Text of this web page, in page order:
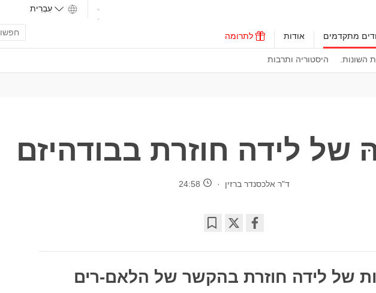
מתקדמים
השונות. היסטוריה ותרבות
אודות לתרומה
Enter
search
term
של לידה חוזרת בבודהיזם
ד"ר אלכסנדר ברזין 24:58
on
facebook
של לידה חוזרת בהקשר של הלאם-רים